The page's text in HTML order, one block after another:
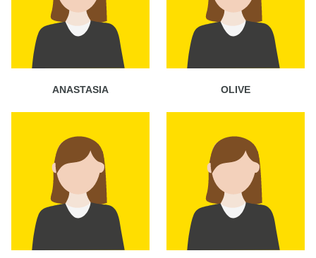
ANASTASIA OLIVE